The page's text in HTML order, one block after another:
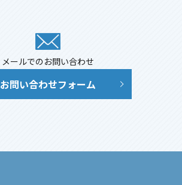
メールでのお問い合わせ
お問い合わせフォーム